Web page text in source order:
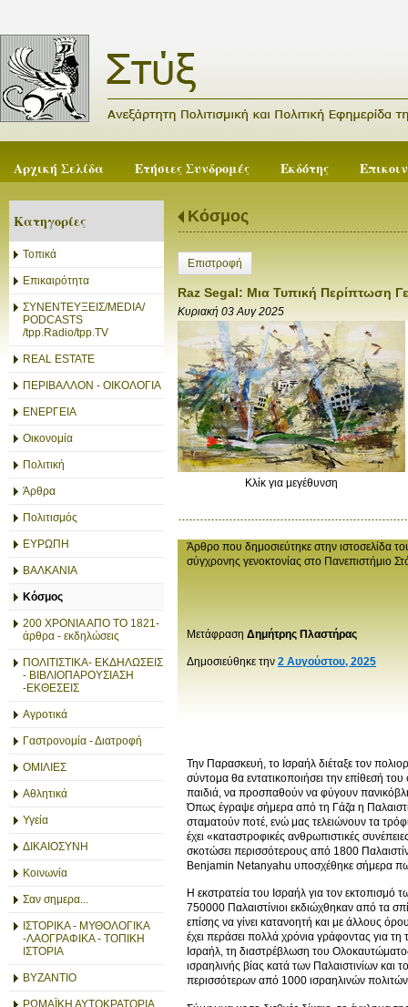
Αρχική Σελίδα Ετήσιες Συνδρομές Εκδότης
Κατηγορίες
Τοπικά
Επικαιρότητα
ΣΥΝΕΝΤΕΥΞΕΙΣ/MEDIA/
PODCASTS
/tpp.Radio/tpp.TV
REAL ESTATE
ΠΕΡΙΒΑΛΛΟΝ - ΟΙΚΟΛΟΓΙΑ
ΕΝΕΡΓΕΙΑ
Οικονομία
Πολιτική
Άρθρα
Πολιτισμός
ΕΥΡΩΠΗ
ΒΑΛΚΑΝΙΑ
Κόσμος
200 ΧΡΟΝΙΑ ΑΠΟ ΤΟ 1821-
άρθρα - εκδηλώσεις
ΠΟΛΙΤΙΣΤΙΚΑ- ΕΚΔΗΛΩΣΕΙΣ
- ΒΙΒΛΙΟΠΑΡΟΥΣΙΑΣΗ
-ΕΚΘΕΣΕΙΣ
Αγροτικά
Γαστρονομία - Διατροφή
ΟΜΙΛΙΕΣ
Αθλητικά
Υγεία
ΔΙΚΑΙΟΣΥΝΗ
Κοινωνία
Σαν σημερα...
ΙΣΤΟΡΙΚΑ - ΜΥΘΟΛΟΓΙΚΑ
-ΛΑΟΓΡΑΦΙΚΑ - ΤΟΠΙΚΗ
ΙΣΤΟΡΙΑ
ΒΥΖΑΝΤΙΟ
ΡΩΜΑΪΚΗ ΑΥΤΟΚΡΑΤΟΡΙΑ
Κόσμος
Επιστροφή
Raz Segal: Μια Τυπική Περίπτωση
Κυριακή 03 Αυγ 2025
Κλίκ για μεγέθυνση
Άρθρο που δημοσιεύτηκε στην ιστοσελίδα
σύγχρονης γενοκτονίας στο Πανεπιστήμιο
Μετάφραση Δημήτρης Πλαστήρας
Δημοσιεύθηκε την 2 Αυγούστου, 2025
Την Παρασκευή, το Ισραήλ διέταξε τον
σύντομα θα εντατικοποιήσει την επίθεσή
παιδιά, να προσπαθούν να φύγουν
Όπως έγραψε σήμερα από τη Γάζα η
σταματούν ποτέ, ενώ μας τελειώνουν τα
έχει «καταστροφικές ανθρωπιστικές
σκοτώσει περισσότερους από 1800
Benjamin Netanyahu υποσχέθηκε σήμερα
Η εκστρατεία του Ισραήλ για τον
750000 Παλαιστίνιοι εκδιώχθηκαν από τα
επίσης να γίνει κατανοητή και με άλλους
έχει περάσει πολλά χρόνια γράφοντας για
Ισραήλ, τη διαστρέβλωση του
ισραηλινής βίας κατά των Παλαιστινίων
περισσότερων από 1000 ισραηλινών